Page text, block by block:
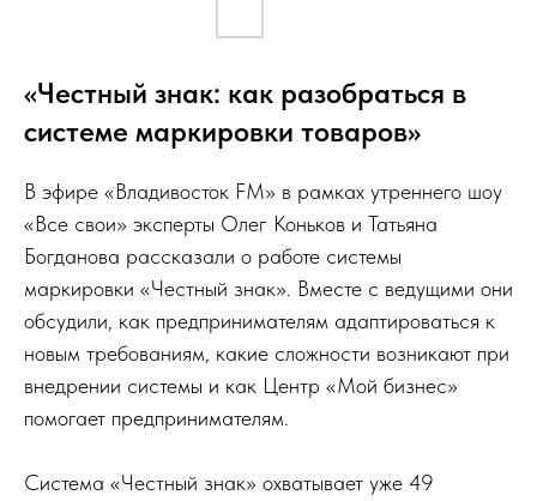
«Честный знак: как разобраться в
системе маркировки товаров»
В эфире «Владивосток FM» в рамках утреннего шоу
«Все свои» эксперты Олег Коньков и Татьяна
Богданова рассказали о работе системы
маркировки «Честный знак». Вместе с ведущими они
обсудили, как предпринимателям адаптироваться к
новым требованиям, какие сложности возникают при
внедрении системы и как Центр «Мой бизнес»
помогает предпринимателям.
Система «Честный знак» охватывает уже 49